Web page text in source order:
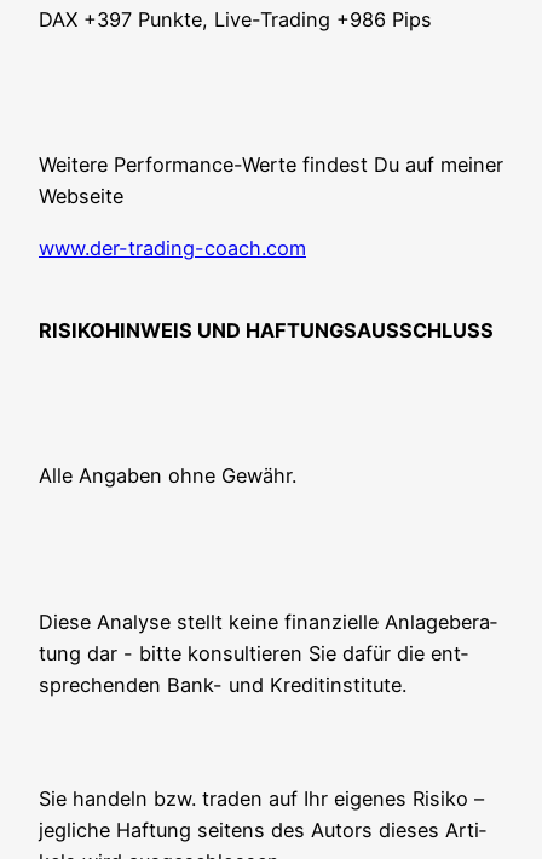
DAX +397 Punk­te, Live-Tra­ding +986 Pips
Wei­te­re Per­for­mance-Wer­te fin­dest Du auf mei­ner
Webseite
www.der-trading-coach.com
RISIKOHINWEIS UND HAFTUNGSAUSSCHLUSS
Alle Anga­ben ohne Gewähr.
Die­se Ana­ly­se stellt kei­ne finan­zi­el­le Anla­ge­be­ra­
tung dar - bit­te kon­sul­tie­ren Sie dafür die ent­
spre­chen­den Bank- und Kreditinstitute.
Sie han­deln bzw. traden auf Ihr eige­nes Risi­ko –
jeg­li­che Haf­tung sei­tens des Autors die­ses Arti­